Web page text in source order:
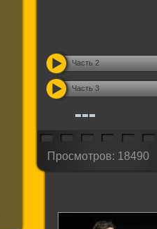
Часть 2
Часть 3
Просмотров: 18490